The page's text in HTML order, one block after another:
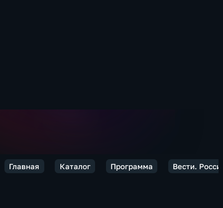
Главная Каталог Программа Вести.